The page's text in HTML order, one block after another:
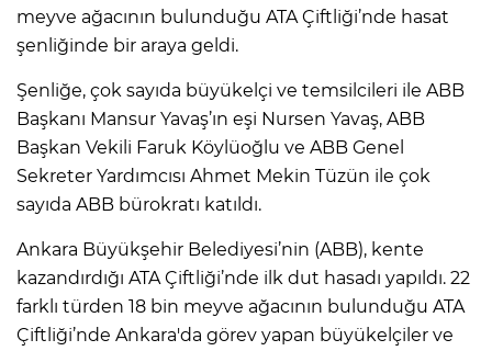
meyve ağacının bulunduğu ATA Çiftliği’nde hasat
şenliğinde bir araya geldi.
⁠Şenliğe, çok sayıda büyükelçi ve temsilcileri ile ABB
Başkanı Mansur Yavaş’ın eşi Nursen Yavaş, ABB
Başkan Vekili Faruk Köylüoğlu ve ABB Genel
Sekreter Yardımcısı Ahmet Mekin Tüzün ile çok
sayıda ABB bürokratı katıldı.
Ankara Büyükşehir Belediyesi’nin (ABB), kente
kazandırdığı ATA Çiftliği’nde ilk dut hasadı yapıldı. 22
farklı türden 18 bin meyve ağacının bulunduğu ATA
Çiftliği’nde Ankara'da görev yapan büyükelçiler ve